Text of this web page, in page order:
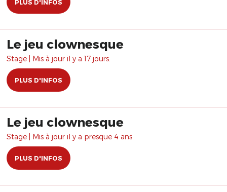
PLUS D'INFOS
Le jeu clownesque
Stage | Mis à jour il y a 17 jours.
PLUS D'INFOS
Le jeu clownesque
Stage | Mis à jour il y a presque 4 ans.
PLUS D'INFOS